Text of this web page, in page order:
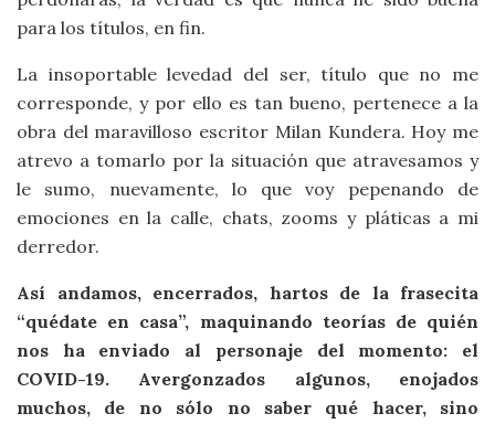
para los títulos, en fin.
La insoportable levedad del ser, título que no me
corresponde, y por ello es tan bueno, pertenece a la
obra del maravilloso escritor Milan Kundera. Hoy me
atrevo a tomarlo por la situación que atravesamos y
le sumo, nuevamente, lo que voy pepenando de
emociones en la calle, chats, zooms y pláticas a mi
derredor.
Así andamos, encerrados, hartos de la frasecita
“quédate en casa”, maquinando teorías de quién
nos ha enviado al personaje del momento: el
COVID-19. Avergonzados algunos, enojados
muchos, de no sólo no saber qué hacer, sino